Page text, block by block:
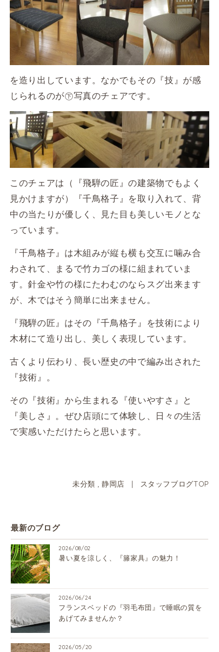
を造り出しています。なかでもその『技』が感
じられるのが㊦写真のチェアです。
このチェアは（『飛騨の匠』の建築物でもよく
見かけますが）『千鳥格子』を取り入れて、背
中の当たりが優しく、見た目も美しいモノとな
っています。
『千鳥格子』は木組みが縦も横も交互に噛み合
わされて、まるで竹カゴの様に組まれていま
す。針金や竹の様にたわむのならスグ出来ます
が、木ではそう簡単に出来ません。
『飛騨の匠』はその『千鳥格子』を技術により
木材にて造り出し、美しく表現しています。
古くより伝わり、長い歴史の中で編み出された
『技術』。
その『技術』から生まれる『使いやすさ』と
『美しさ』。ぜひ店頭にて体験し、日々の生活
で実感いただけたらと思います。
未分類 , 静岡店 | スタッフブログTOP
最新のブログ
2026/08/02
暑い夏を涼しく、『籐家具』の魅力！
2026/06/24
フランスベッドの『羽毛布団』で睡眠の質を
あげてみませんか？
2026/05/20